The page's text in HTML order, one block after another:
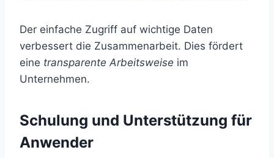
Der einfache Zugriff auf wichtige Daten
verbessert die Zusammenarbeit. Dies fördert
eine transparente Arbeitsweise im
Unternehmen.
Schulung und Unterstützung für
Anwender